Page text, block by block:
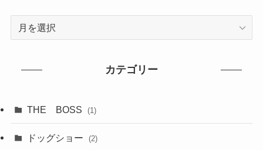
カテゴリー
THE BOSS (1)
ドッグショー (2)